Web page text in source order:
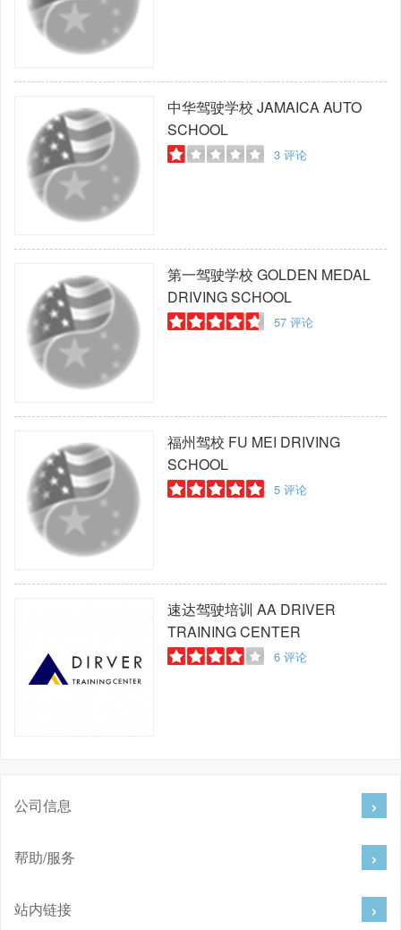
中华驾驶学校 JAMAICA AUTO
SCHOOL
3评论
第一驾驶学校 GOLDEN MEDAL
DRIVING SCHOOL
57评论
福州驾校 FU MEI DRIVING
SCHOOL
5评论
速达驾驶培训 AA DRIVER
TRAINING CENTER
6评论
公司信息
帮助/服务
站内链接